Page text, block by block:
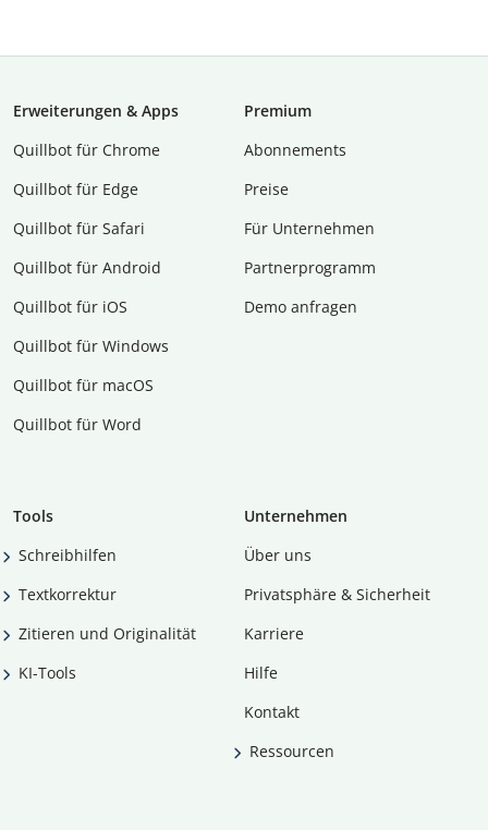
Erweiterungen & Apps
Quillbot für Chrome
Quillbot für Edge
Quillbot für Safari
Quillbot für Android
Quillbot für iOS
Quillbot für Windows
Quillbot für macOS
Quillbot für Word
Premium
Abon­ne­ments
Preise
Für Unternehmen
Partnerprogramm
Demo anfragen
Tools
Schreibhilfen
Textkorrektur
Zitieren und Originalität
KI-Tools
Unternehmen
Über uns
Privatsphäre & Sicherheit
Karriere
Hilfe
Kontakt
Ressourcen